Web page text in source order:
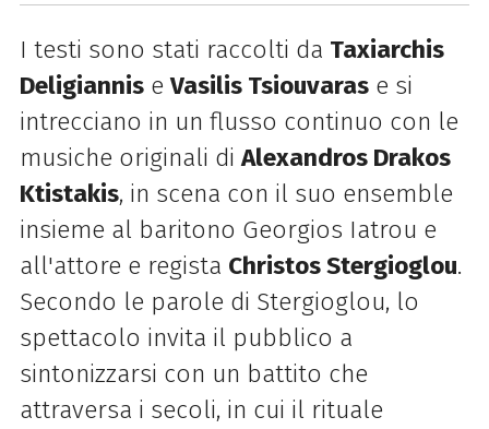
I testi sono stati raccolti da Taxiarchis
DeligianniseVasilis Tsiouvarase si
intrecciano in un flusso continuo con le
musiche originali diAlexandros Drakos
Ktistakis, in scena con il suo ensemble
insieme al baritono Georgios Iatrou e
all'attore e regista Christos Stergioglou.
Secondo le parole di Stergioglou, lo
spettacolo invita il pubblico a
sintonizzarsi con un battito che
attraversa i secoli, in cui il rituale